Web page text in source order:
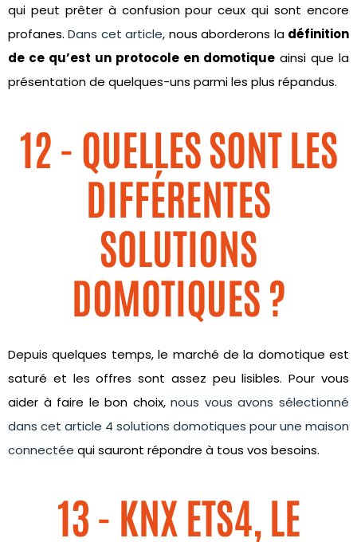
qui peut prêter à confusion pour ceux qui sont encore
profanes.Dans cet article, nous aborderons la définition
de ce qu’est un protocole en domotique ainsi que la
présentation de quelques-uns parmi les plus répandus.
12 - QUELLES SONT LES
DIFFÉRENTES
SOLUTIONS
DOMOTIQUES ?
Depuis quelques temps, le marché de la domotique est
saturé et les offres sont assez peu lisibles. Pour vous
aider à faire le bon choix,nous vous avons sélectionné
dans cet article 4 solutions domotiques pour une maison
connectée qui sauront répondre à tous vos besoins.
13 - KNX ETS4, LE